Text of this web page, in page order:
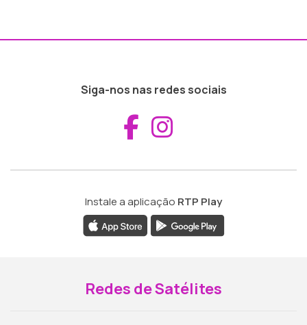
Siga-nos nas redes sociais
Aceder ao
Instale a aplicação RTP Play
Redes de Satélites